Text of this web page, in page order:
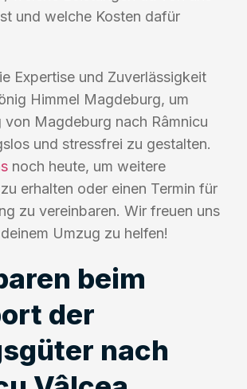
und welche Kosten dafür
Expertise und Zuverlässigkeit
Himmel Magdeburg, um
von Magdeburg nach Râmnicu
und stressfrei zu gestalten.
noch heute, um weitere
erhalten oder einen Termin für
zu vereinbaren. Wir freuen uns
Umzug zu helfen!
beim
der
nach